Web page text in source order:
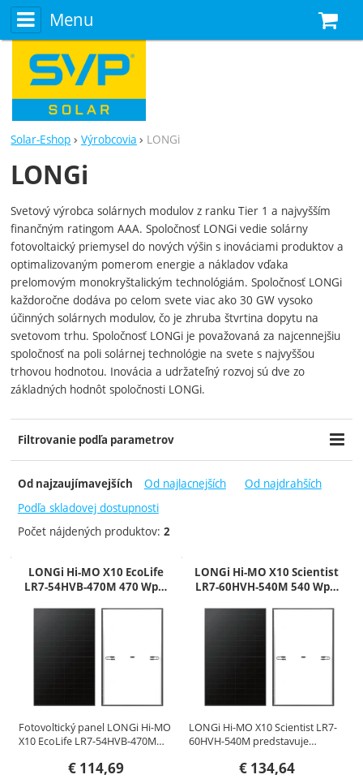
Menu
Solar-Eshop Výrobcovia LONGi
LONGi
Svetový výrobca solárnych modulov z ranku Tier 1 a najvyšším
finančným ratingom AAA. Spoločnosť LONGi vedie solárny
fotovoltaický priemysel do nových výšin s inováciami produktov a
optimalizovaným pomerom energie a nákladov vďaka
prelomovým monokryštalickým technológiám. Spoločnosť LONGi
každoročne dodáva po celom svete viac ako 30 GW vysoko
účinných solárnych modulov, čo je zhruba štvrtina dopytu na
svetovom trhu. Spoločnosť LONGi je považovaná za najcennejšiu
spoločnosť na poli solárnej technológie na svete s najvyššou
trhovou hodnotou. Inovácia a udržateľný rozvoj sú dve zo
základných hodnôt spoločnosti LONGi.
Filtrovanie podľa parametrov
Cena (€)
-
Dostupnosť
Skladom
Od najzaujímavejších Od najlacnejších
Od najdrahších
Podľa skladovej dostupnosti
Počet nájdených produktov: 2
Produkty
LONGi Hi-MO X10 EcoLife
LR7-54HVB-470M 470 Wp…
Fotovoltický panel LONGi Hi-MO
X10 EcoLife LR7-54HVB-470M…
€ 114,69
LONGi Hi-MO X10 Scientist
LR7-60HVH-540M 540 Wp…
LONGi Hi-MO X10 Scientist LR7-
60HVH-540M predstavuje…
€134,64